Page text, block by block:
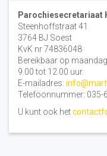
Parochiesecretariaat
Steenhoffstraat 41
3764 BJ Soest
KvK nr 74836048
Bereikbaar op
9.00 tot 12.00 uur.
E-mailadres:
Telefoonnummer: 035-
U kunt ook het